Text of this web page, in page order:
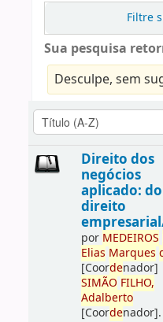
Filtre
Sua pesquisa
Desculpe, sem
Direito dos
negócios
aplicado: do
direito
por MEDEIROS
Elias Marques
[Coordenador]
SIMÃO FILHO,
Adalberto
[Coordenador].